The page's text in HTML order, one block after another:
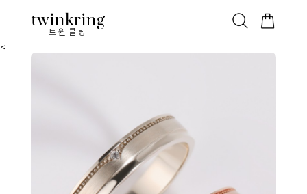
트윈클링
ALL 베스트 안쪽막음 웨딩/다이아 가드링/반지
<